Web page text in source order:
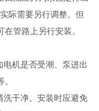
际需要另行调整。但
管路上另行安装。
机是否受潮、泵进出
洗干净。安装时应避免